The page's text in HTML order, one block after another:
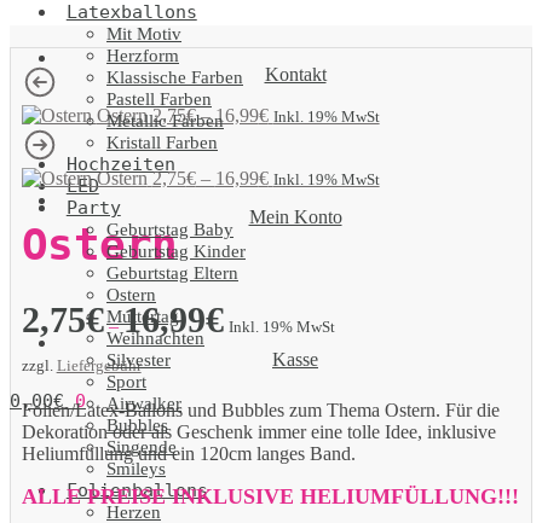
Kontakt
Mein Konto
Kasse
0,00€ 0
Latexballons
Mit Motiv
Herzform
Klassische Farben
Pastell Farben
Metallic Farben
Kristall Farben
Hochzeiten
LED
Party
Geburtstag Baby
Geburtstag Kinder
Geburtstag Eltern
Ostern
Muttertag
Weihnachten
Silvester
Sport
Airwalker
Bubbles
Singende
Smileys
Folienballons
Herzen
Ostern 2,75€–16,99€ Inkl. 19% MwSt
Ostern 2,75€– 16,99€ Inkl. 19% MwSt
Ostern
2,75€–16,99€ Inkl. 19% MwSt
zzgl. Liefergebühr
Folien/Latex-Ballons und Bubbles zum Thema Ostern. Für die
Dekoration oder als Geschenk immer eine tolle Idee, inklusive
Heliumfüllung und ein 120cm langes Band.
ALLE PREISE INKLUSIVE HELIUMFÜLLUNG!!!